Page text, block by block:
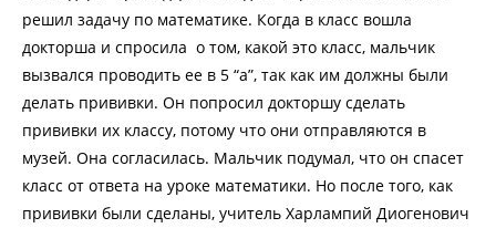
решил задачу по математике. Когда в класс вошла
докторша и спросила о том, какой это класс, мальчик
вызвался проводить ее в 5 “а”, так как им должны были
делать прививки. Он попросил докторшу сделать
прививки их классу, потому что они отправляются в
музей. Она согласилась. Мальчик подумал, что он спасет
класс от ответа на уроке математики. Но после того, как
прививки были сделаны, учитель Харлампий Диогенович